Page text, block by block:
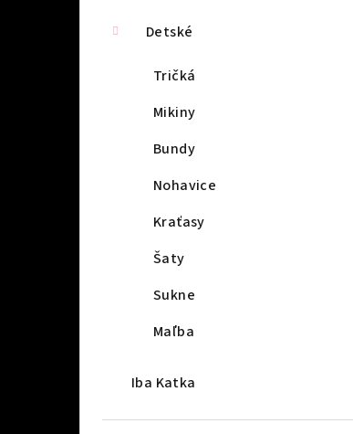
Detské
Tričká
Mikiny
Bundy
Nohavice
Kraťasy
Šaty
Sukne
Maľba
Iba Katka